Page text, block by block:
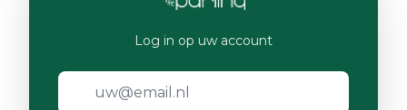
Log in op uw account